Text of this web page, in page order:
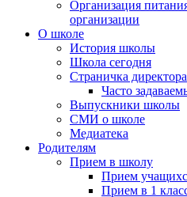
Организация
организации
О школе
История школы
Школа сегодня
Страничка директора
Часто
Выпускники школы
СМИ о школе
Медиатека
Родителям
Прием в школу
Прием
Прием в 1